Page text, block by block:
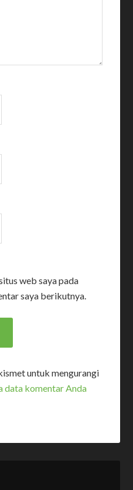
web saya pada
saya berikutnya.
untuk mengurangi
data komentar Anda